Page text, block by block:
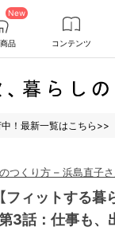
New
品 コンテンツ
！最新一覧はこちら>>
つくり方 – 浜島直子
【フィットする暮
3話：仕事も、